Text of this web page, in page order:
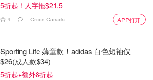
5折起！人字拖$21.5
4 Crocs Canada APP打开
Sporting Life 薅童款！adidas 白色短袖仅
$26(成人款$34)
5折起+额外8折起